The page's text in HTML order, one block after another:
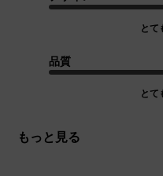
とて
品質
とて
もっと見る